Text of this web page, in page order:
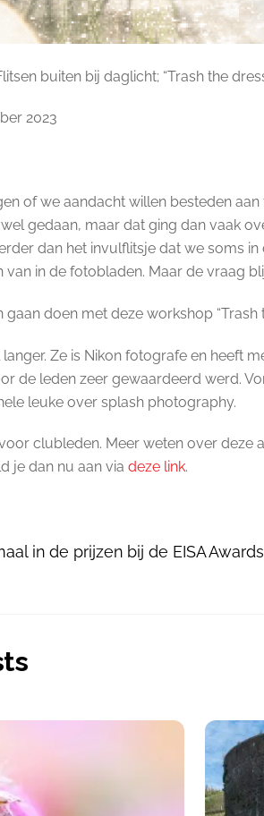
buiten bij daglicht; “Trash the
2023
of we aandacht willen besteden
gedaan, maar dat ging dan vaak
dan het invulflitsje dat we soms
in de fotobladen. Maar de vraag
gaan doen met deze workshop
langer. Ze is Nikon fotografe en heeft
de leden zeer gewaardeerd werd.
leuke over splash photography.
clubleden. Meer weten over deze
je dan nu aan via deze link.
in de prijzen bij de EISA Awards